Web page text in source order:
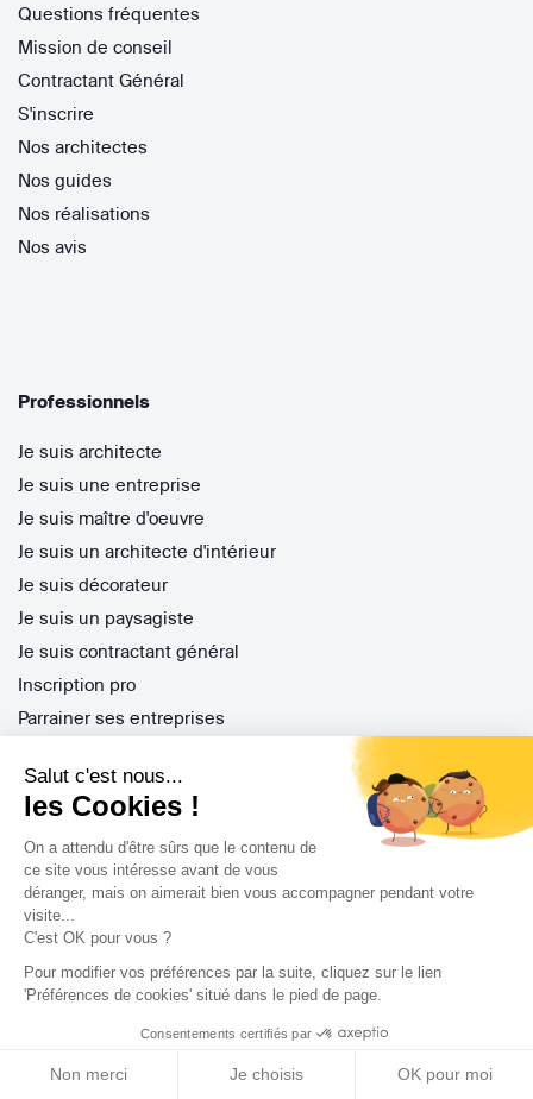
Salut c'est nous...
les Cookies !
On a attendu d'être sûrs que le contenu de
ce site vous intéresse avant de vous
déranger, mais on aimerait bien vous accompagner pendant votre
visite...
C'est OK pour vous ?
Pour modifier vos préférences par la suite, cliquez sur le lien
'Préférences de cookies' situé dans le pied de page.
Consentements certifiés par
Non merci Je choisis OK pour moi
Questions fréquentes
Mission de conseil
Contractant Général
S'inscrire
Nos architectes
Nos guides
Nos réalisations
Nos avis
Professionnels
Je suis architecte
Je suis une entreprise
Je suis maître d'oeuvre
Je suis un architecte d'intérieur
Je suis décorateur
Je suis un paysagiste
Je suis contractant général
Inscription pro
Parrainer ses entreprises
Encaisser ses factures
Questions Fréquentes
Nos services
Trouver un architecte selon votre type de travaux
Trouver un architecte dans votre ville